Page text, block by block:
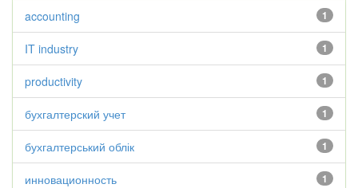
1
accounting
1
IT industry
1
productivity
1
бухгалтерский учет
1
бухгалтерський облік
1
инновационность